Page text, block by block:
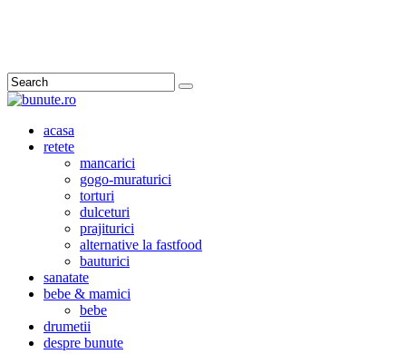
Search
acasa
retete
mancarici
gogo-muraturici
torturi
dulceturi
prajiturici
alternative la fastfood
bauturici
sanatate
bebe & mamici
bebe
drumetii
despre bunute